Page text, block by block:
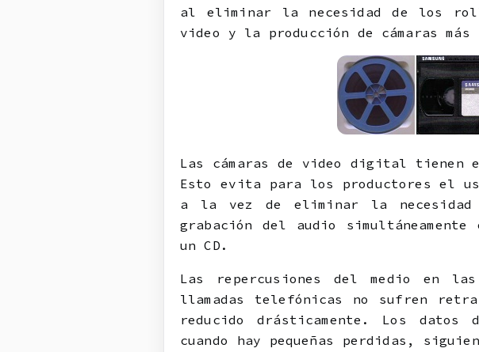
al eliminar la necesidad de los
video y la producción de cámaras
Las cámaras de video digital tienen
Esto evita para los productores el
a la vez de eliminar la necesidad
grabación del audio
un CD.
Las repercusiones del medio en
llamadas telefónicas no sufren
reducido drásticamente. Los
cuando hay pequeñas perdidas,